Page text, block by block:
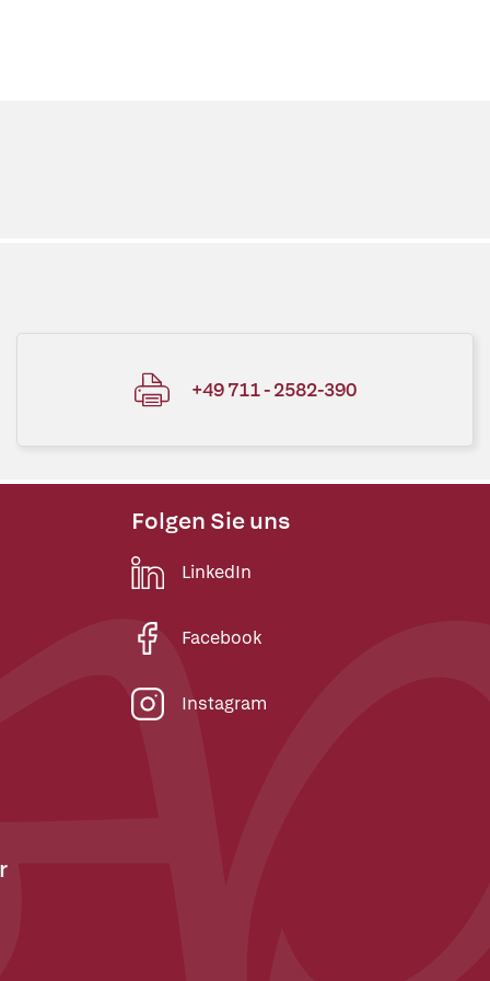
+49 711 - 2582-390
Folgen Sie uns
LinkedIn
Facebook
Instagram